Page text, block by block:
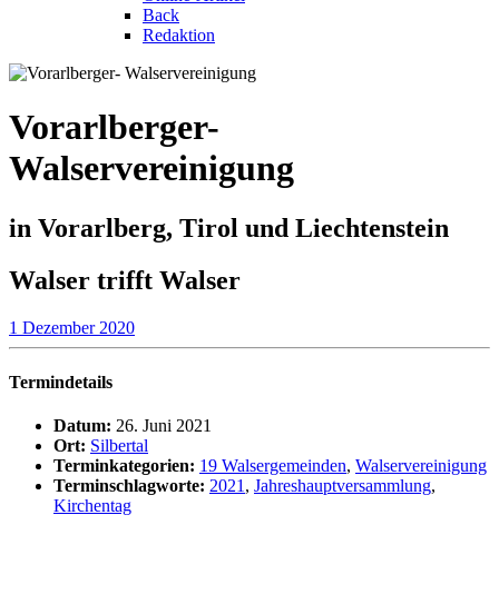
Back
Redaktion
Vorarlberger-
Walservereinigung
in Vorarlberg, Tirol und Liechtenstein
Walser trifft Walser
1 Dezember 2020
Termindetails
Datum: 26. Juni 2021
Ort: Silbertal
Terminkategorien: 19 Walsergemeinden, Walservereinigung
Terminschlagworte: 2021 , Jahreshauptversammlung,
Kirchentag